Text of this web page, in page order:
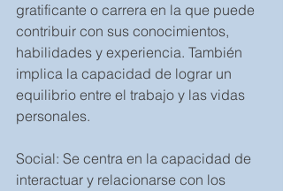
gratificante o carrera en la que puede
contribuir con sus conocimientos,
habilidades y experiencia. También
implica la capacidad de lograr un
equilibrio entre el trabajo y las vidas
personales.
Social: Se centra en la capacidad de
interactuar y relacionarse con los